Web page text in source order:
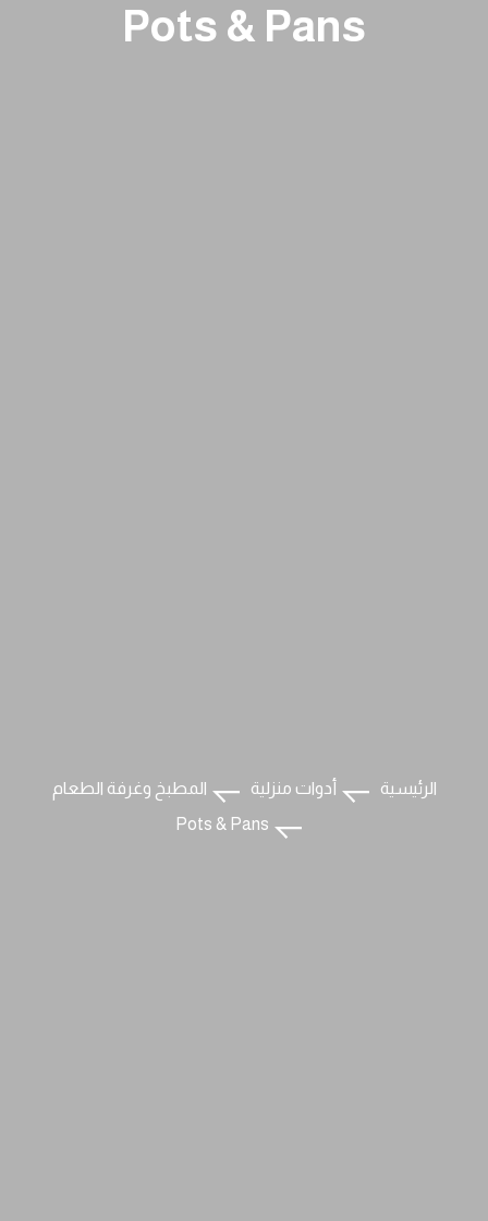
الرئيسية أدوات منزلية
المطبخ وغرفة الطعام
Pots & Pans
Pots & Pans